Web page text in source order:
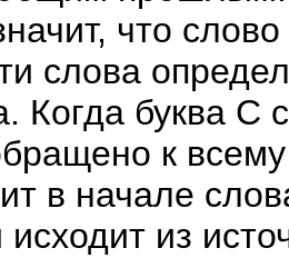
что
слова
Когда буква С
к
в начале
исходит из